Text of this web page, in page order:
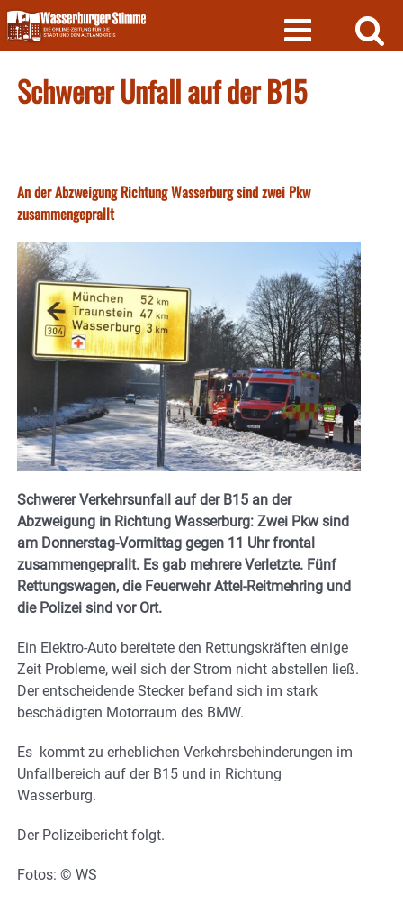
Skip
to
content
Schwerer Unfall auf der B15
An der Abzweigung Richtung Wasserburg sind zwei Pkw
zusammengeprallt
Schwerer Verkehrsunfall auf der B15 an der
Abzweigung in Richtung Wasserburg: Zwei Pkw sind
am Donnerstag-Vormittag gegen 11 Uhr frontal
zusammengeprallt. Es gab mehrere Verletzte. Fünf
Rettungswagen, die Feuerwehr Attel-Reitmehring und
die Polizei sind vor Ort.
Ein Elektro-Auto bereitete den Rettungskräften einige
Zeit Probleme, weil sich der Strom nicht abstellen ließ.
Der entscheidende Stecker befand sich im stark
beschädigten Motorraum des BMW.
Es kommt zu erheblichen Verkehrsbehinderungen im
Unfallbereich auf der B15 und in Richtung
Wasserburg.
Der Polizeibericht folgt.
Fotos: © WS